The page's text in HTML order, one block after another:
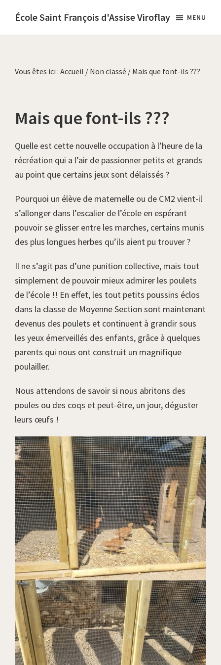
École Saint François d'Assise Viroflay
sous
MENU
Vous êtes ici : Accueil / Non classé / Mais que font-ils ???
Mais que font-ils ???
Quelle est cette nouvelle occupation à l’heure de la
récréation qui a l’air de passionner petits et grands
au point que certains jeux sont délaissés ?
Pourquoi un élève de maternelle ou de CM2 vient-il
s’allonger dans l’escalier de l’école en espérant
pouvoir se glisser entre les marches, certains munis
des plus longues herbes qu’ils aient pu trouver ?
Il ne s’agit pas d’une punition collective, mais tout
simplement de pouvoir mieux admirer les poulets
de l’école !! En effet, les tout petits poussins éclos
dans la classe de Moyenne Section sont maintenant
devenus des poulets et continuent à grandir sous
les yeux émerveillés des enfants, grâce à quelques
parents qui nous ont construit un magnifique
poulailler.
Nous attendons de savoir si nous abritons des
poules ou des coqs et peut-être, un jour, déguster
leurs œufs !